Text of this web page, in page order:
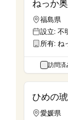
ねっか
福島県
設立: 不
所有: ね
訪問済
ひめの
愛媛県